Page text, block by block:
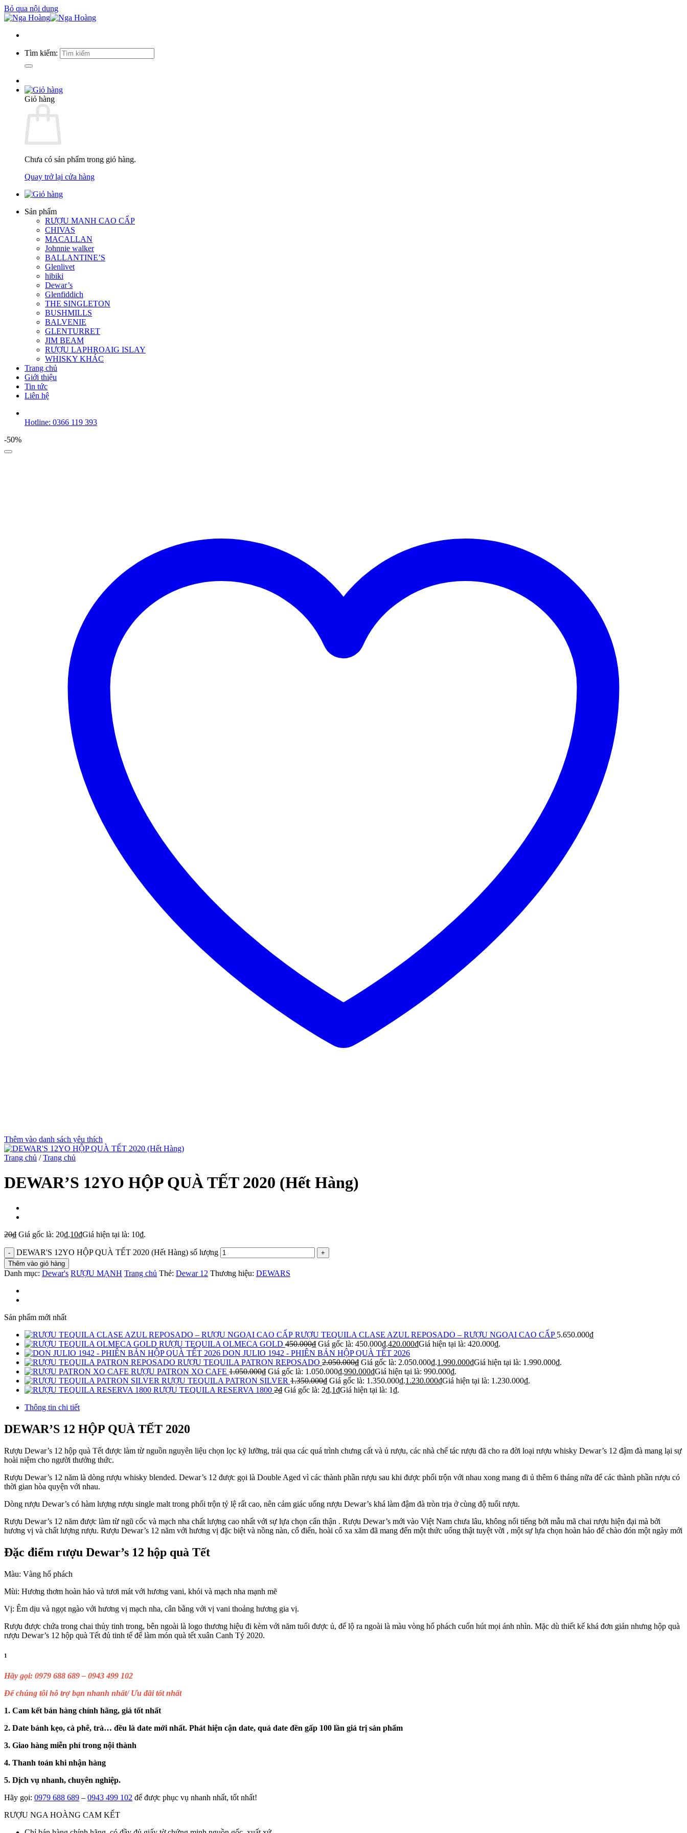
Bỏ qua nội dung
Tìm kiếm:
Giỏ hàng
Chưa có sản phẩm trong giỏ hàng.
Quay trở lại cửa hàng
Sản phẩm
RƯỢU MẠNH CAO CẤP
CHIVAS
MACALLAN
Johnnie walker
BALLANTINE’S
Glenlivet
hibiki
Dewar’s
Glenfiddich
THE SINGLETON
BUSHMILLS
BALVENIE
GLENTURRET
JIM BEAM
RƯỢU LAPHROAIG ISLAY
WHISKY KHÁC
Trang chủ
Giới thiệu
Tin tức
Liên hệ
Hotline: 0366 119 393
-50%
Thêm vào danh sách yêu thích
Trang chủ / Trang chủ
DEWAR’S 12YO HỘP QUÀ TẾT 2020 (Hết Hàng)
20₫ Giá gốc là: 20₫.10₫Giá hiện tại là: 10₫.
DEWAR'S 12YO HỘP QUÀ TẾT 2020 (Hết Hàng) số lượng
Thêm vào giỏ hàng
Danh mục: Dewar's RƯỢU MẠNH Trang chủ Thẻ: Dewar 12 Thương hiệu: DEWARS
Sản phẩm mới nhất
RƯỢU TEQUILA CLASE AZUL REPOSADO – RƯỢU NGOẠI CAO CẤP 5.650.000₫
RƯỢU TEQUILA OLMECA GOLD 450.000₫ Giá gốc là: 450.000₫.420.000₫Giá hiện tại là: 420.000₫.
DON JULIO 1942 - PHIÊN BẢN HỘP QUÀ TẾT 2026
RƯỢU TEQUILA PATRON REPOSADO 2.050.000₫ Giá gốc là: 2.050.000₫.1.990.000₫Giá hiện tại là: 1.990.000₫.
RƯỢU PATRON XO CAFE 1.050.000₫ Giá gốc là: 1.050.000₫.990.000₫Giá hiện tại là: 990.000₫.
RƯỢU TEQUILA PATRON SILVER 1.350.000₫ Giá gốc là: 1.350.000₫.1.230.000₫Giá hiện tại là: 1.230.000₫.
RƯỢU TEQUILA RESERVA 1800 2₫ Giá gốc là: 2₫.1₫Giá hiện tại là: 1₫.
Thông tin chi tiết
DEWAR’S 12 HỘP QUÀ TẾT 2020
Rượu Dewar’s 12 hộp quà Tết được làm từ nguồn nguyên liệu chọn lọc kỹ lưỡng, trải qua các quá trình chưng cất và ủ rượu, các nhà chế tác rượu đã cho ra đời loại rượu whisky Dewar’s 12 đậm đà mang lại sự
hoài niệm cho người thưởng thức.
Rượu Dewar’s 12 năm là dòng rượu whisky blended. Dewar’s 12 được gọi là Double Aged vì các thành phần rượu sau khi được phối trộn với nhau xong mang đi ủ thêm 6 tháng nữa để các thành phần rượu có
thời gian hòa quyện với nhau.
Dòng rượu Dewar’s có hàm lượng rượu single malt trong phối trộn tỷ lệ rất cao, nên cảm giác uống rượu Dewar’s khá làm đậm đà tròn trịa ở cùng độ tuổi rượu.
Rượu Dewar’s 12 năm được làm từ ngũ cốc và mạch nha chất lượng cao nhất với sự lựa chọn cẩn thận . Rượu Dewar’s mới vào Việt Nam chưa lâu, không nổi tiếng bởi mẫu mã chai rượu hiện đại mà bởi
hương vị và chất lượng rượu. Rượu Dewar’s 12 năm với hương vị đặc biệt và nồng nàn, cổ điển, hoài cổ xa xăm đã mang đến một thức uống thật tuyệt vời , một sự lựa chọn hoàn hảo để chào đón một ngày mới
Đặc điểm rượu Dewar’s 12 hộp quà Tết
Màu: Vàng hổ phách
Mùi: Hương thơm hoàn hảo và tươi mát với hương vani, khói và mạch nha mạnh mẽ
Vị: Êm dịu và ngọt ngào với hương vị mạch nha, cân bằng với vị vani thoảng hương gia vị.
Rượu được chứa trong chai thủy tinh trong, bên ngoài là logo thương hiệu đi kèm với năm tuổi được ủ, để lộ ra ngoài là màu vòng hổ phách cuốn hút mọi ánh nhìn. Mặc dù thiết kế khá đơn giản nhưng hộp quà
rượu Dewar’s 12 hộp quà Tết đủ tinh tế để làm món quà tết xuân Canh Tý 2020.
1
Hãy gọi: 0979 688 689 – 0943 499 102
Để chúng tôi hỗ trợ bạn nhanh nhất/ Ưu đãi tốt nhất
1. Cam kết bán hàng chính hãng, giá tốt nhất
2. Date bánh kẹo, cà phê, trà… đều là date mới nhất. Phát hiện cận date, quá date đền gấp 100 lần giá trị sản phẩm
3. Giao hàng miễn phí trong nội thành
4. Thanh toán khi nhận hàng
5. Dịch vụ nhanh, chuyên nghiệp.
Hãy gọi: 0979 688 689 – 0943 499 102 để được phục vụ nhanh nhất, tốt nhất!
RƯỢU NGA HOÀNG CAM KẾT